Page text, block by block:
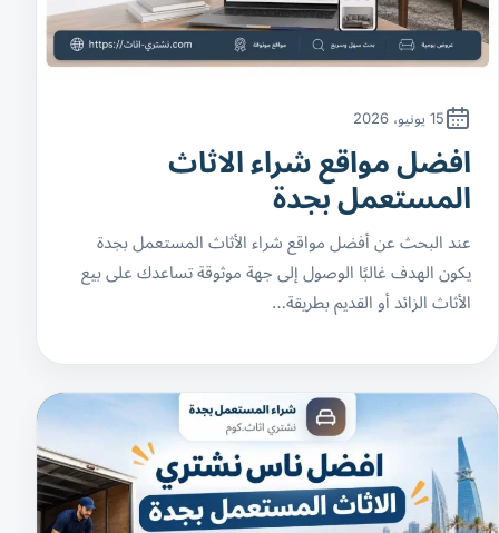
15 يونيو، 2026
افضل مواقع شراء الاثاث
المستعمل بجدة
عند البحث عن أفضل مواقع شراء الأثاث المستعمل بجدة
يكون الهدف غالبًا الوصول إلى جهة موثوقة تساعدك على بيع
الأثاث الزائد أو القديم بطريقة…